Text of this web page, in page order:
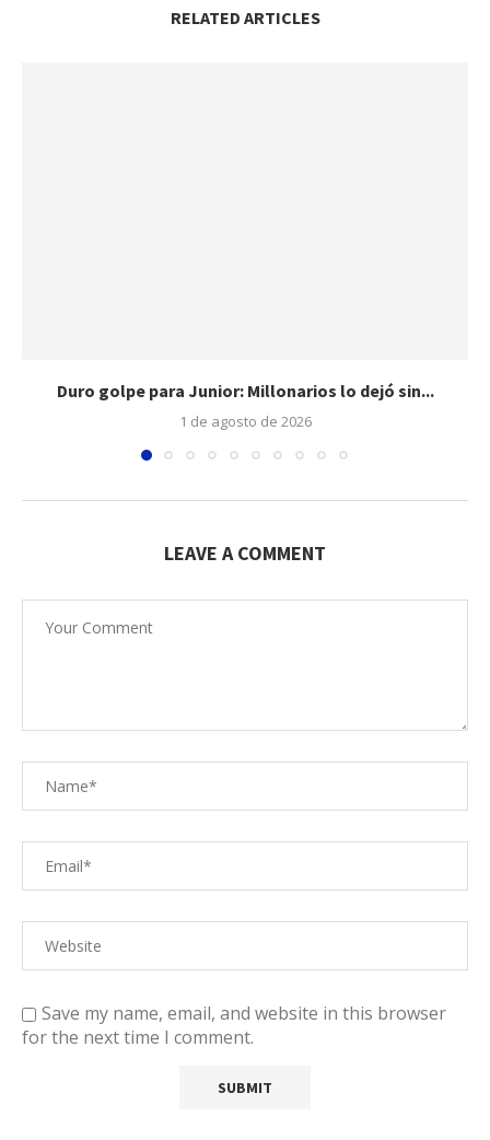
RELATED ARTICLES
Duro golpe para Junior: Millonarios lo dejó sin...
1 de agosto de 2026
LEAVE A COMMENT
Save my name, email, and website in this browser
for the next time I comment.